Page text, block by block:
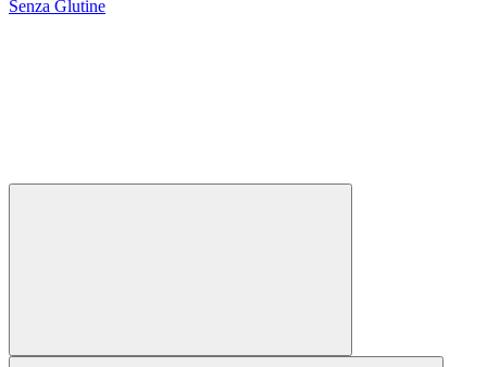
Senza Glutine